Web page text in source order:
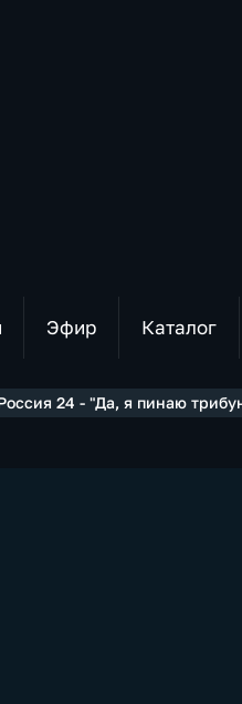
Эфир Каталог
24 - "Да, я пинаю